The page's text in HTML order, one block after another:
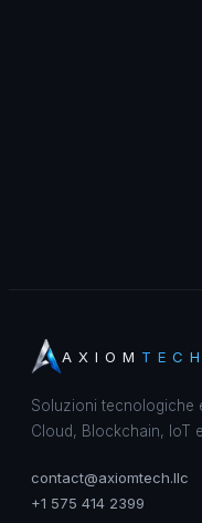
AXIOM TECH
Soluzioni tecnologiche
Cloud, Blockchain, IoT
contact@axiomtech.llc
+1 575 414 2399